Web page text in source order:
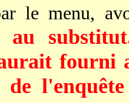
le menu,
au
fourni
de